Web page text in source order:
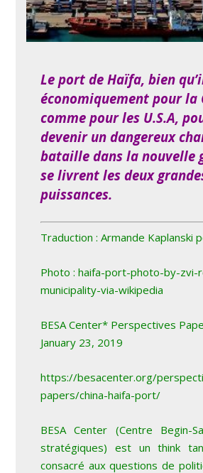
Le port de Haïfa, bien
économiquement pour la
comme pour les U.S.A,
devenir un dangereux
bataille dans la nouvelle
se livrent les deux
puissances.
Traduction : Armande Kaplanski
Photo : haifa-port-photo-by-zvi-
municipality-via-wikipedia
BESA Center* Perspectives
January 23, 2019
https://besacenter.org/
papers/china-haifa-port/
BESA Center (Centre Begin-
stratégiques) est un think
consacré aux questions de